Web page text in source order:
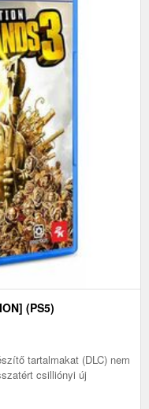
(PS5)
tartalmakat (DLC) nem
csilliónyi új